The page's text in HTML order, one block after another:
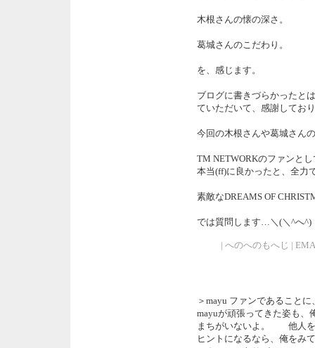
木根さんの懐の深さ。
葛城さんのこだわり。
を、感じます。
ブログに書きづらかったと
ていただいて、感謝してお
今回の木根さんや葛城さん
TM NETWORKのファンと
本当(ff)に良かったと、全力
素敵なDREAMS OF
では質問します…＼(＼^へ^)
| へのへのもへじ |
＞mayu ファンであるこ
mayuが頑張ってきた姿も、
まちがいないよ。 他人を
ヒントになるなら、俺をみ